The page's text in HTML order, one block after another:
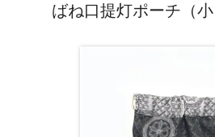
ばね口提灯ポーチ（